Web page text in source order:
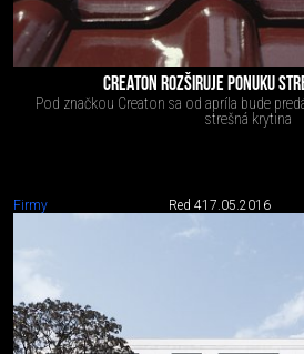
CREATON ROZŠIRUJE PONUKU
Pod značkou Creaton sa od apríla bude
strešná krytina
Firmy Red 417.05.2016